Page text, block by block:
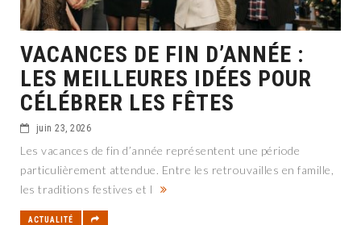
VACANCES DE FIN D’ANNÉE :
LES MEILLEURES IDÉES POUR
CÉLÉBRER LES FÊTES
juin 23, 2026
Les vacances de fin d’année représentent une période
particulièrement attendue. Entre les retrouvailles en famille,
les traditions festives et l
ACTUALITÉ